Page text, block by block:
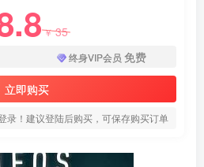
￥35
终身VIP会员 免费
立即购买
录！建议登陆后购买，可保存购买订单